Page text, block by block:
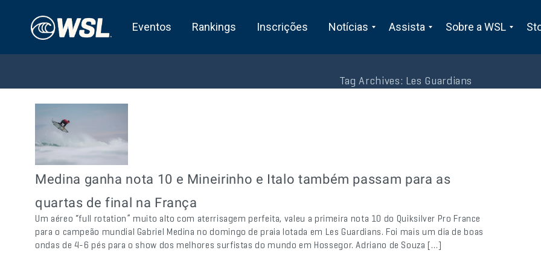
Eventos Rankings Inscrições Notícias Assista Sobre a WSL
Tag Archives: Les Guardians
Medina ganha nota 10 e Mineirinho e Italo também passam para as
quartas de final na França
Um aéreo “full rotation” muito alto com aterrisagem perfeita, valeu a primeira nota 10 do Quiksilver Pro France
para o campeão mundial Gabriel Medina no domingo de praia lotada em Les Guardians. Foi mais um dia de boas
ondas de 4-6 pés para o show dos melhores surfistas do mundo em Hossegor. Adriano de Souza […]